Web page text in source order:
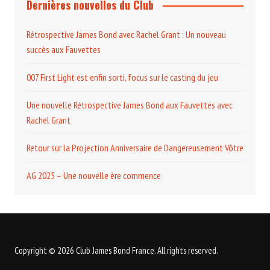
Dernières nouvelles du Club
Rétrospective James Bond avec Rachel Grant : Un nouveau
succès aux Fauvettes
007 First Light est enfin sorti, focus sur le casting du jeu
Une nouvelle Rétrospective James Bond aux Fauvettes avec
Rachel Grant
Retour sur la Projection Anniversaire de Dangereusement Vôtre
AG 2025 – Une nouvelle ère commence
Copyright © 2026 Club James Bond France. All rights reserved.